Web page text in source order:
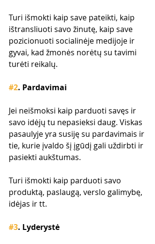
Turi išmokti kaip save pateikti, kaip
ištransliuoti savo žinutę, kaip save
pozicionuoti socialinėje medijoje ir
gyvai, kad žmonės norėtų su tavimi
turėti reikalų.
#2. Pardavimai
Jei neišmoksi kaip parduoti savęs ir
savo idėjų tu nepasieksi daug. Viskas
pasaulyje yra susiję su pardavimais ir
tie, kurie įvaldo šį įgūdį gali uždirbti ir
pasiekti aukštumas.
Turi išmokti kaip parduoti savo
produktą, paslaugą, verslo galimybę,
idėjas ir tt.
#3. Lyderystė